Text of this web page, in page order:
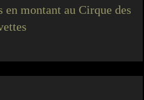
en montant au Cirque des